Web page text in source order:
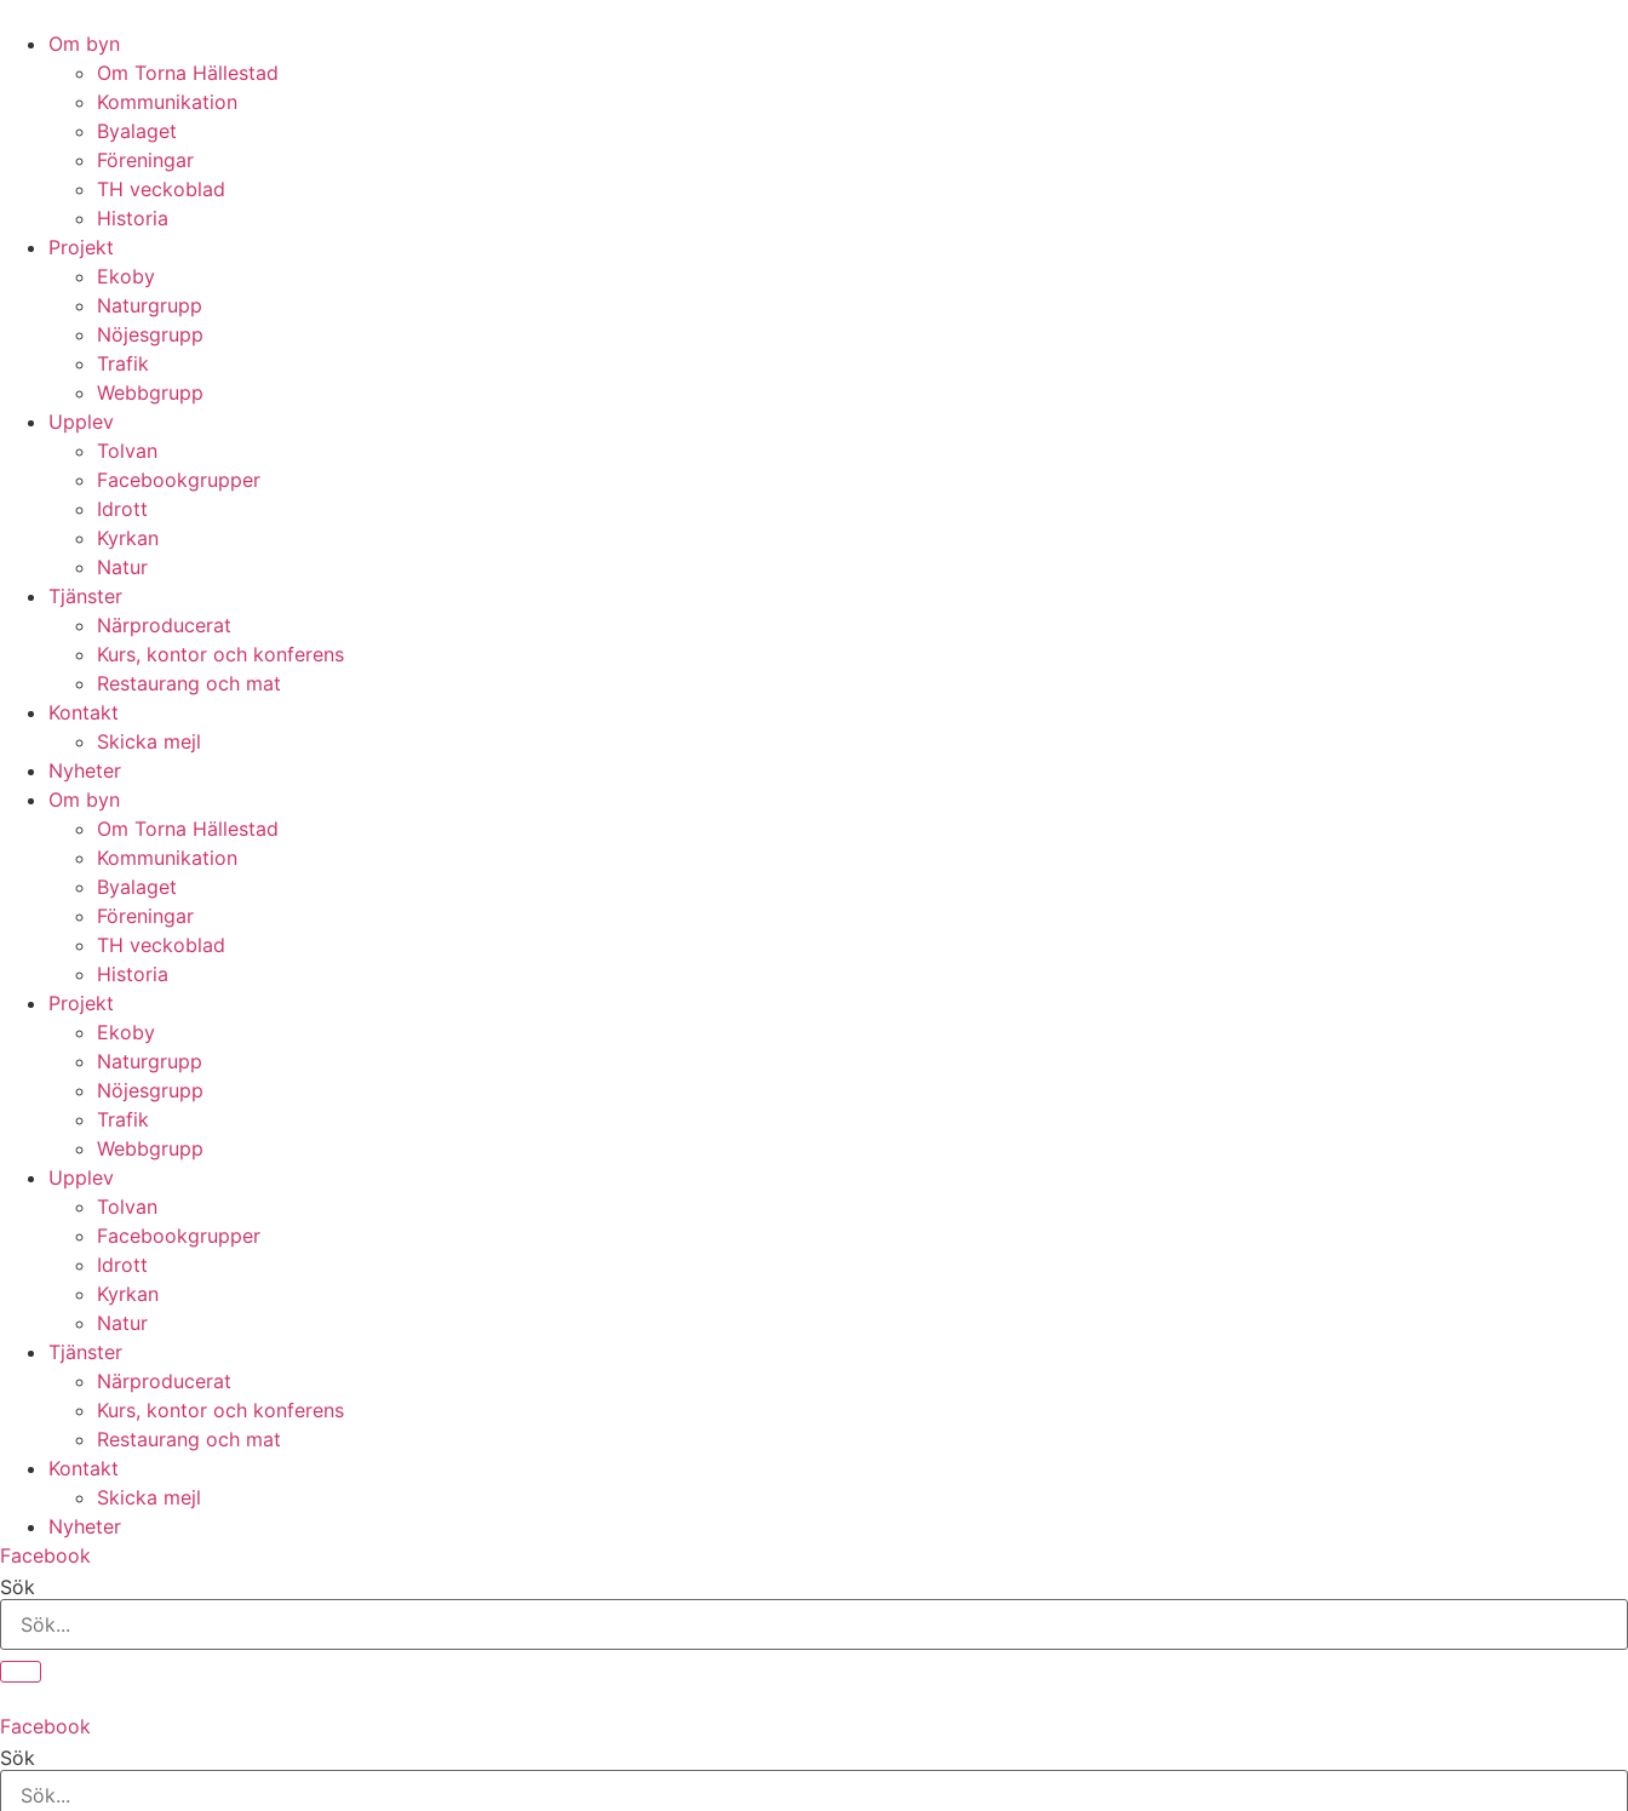
Om byn
Om Torna Hällestad
Kommunikation
Byalaget
Föreningar
TH veckoblad
Historia
Projekt
Ekoby
Naturgrupp
Nöjesgrupp
Trafik
Webbgrupp
Upplev
Tolvan
Facebookgrupper
Idrott
Kyrkan
Natur
Tjänster
Närproducerat
Kurs, kontor och konferens
Restaurang och mat
Kontakt
Skicka mejl
Nyheter
Om byn
Om Torna Hällestad
Kommunikation
Byalaget
Föreningar
TH veckoblad
Historia
Projekt
Ekoby
Naturgrupp
Nöjesgrupp
Trafik
Webbgrupp
Upplev
Tolvan
Facebookgrupper
Idrott
Kyrkan
Natur
Tjänster
Närproducerat
Kurs, kontor och konferens
Restaurang och mat
Kontakt
Skicka mejl
Nyheter
Facebook
Sök
Facebook
Sök